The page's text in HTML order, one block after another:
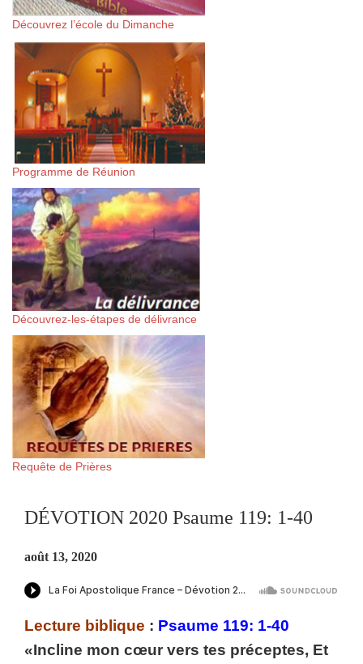
Découvrez l’école du Dimanche
Programme de Réunion
Découvrez-les-étapes de délivrance
Requête de Prières
DÉVOTION 2020 Psaume 119: 1-40
août 13, 2020
Lecture biblique : Psaume 119: 1-40
«Incline mon cœur vers tes préceptes, Et